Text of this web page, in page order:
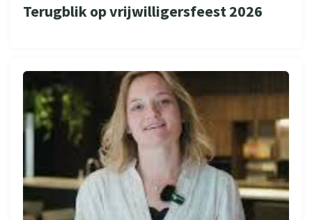
Terugblik op vrijwilligersfeest 2026